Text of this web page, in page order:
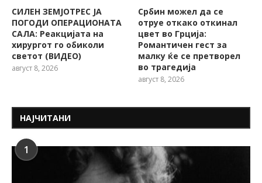
СИЛЕН ЗЕМЈОТРЕС ЈА
ПОГОДИ ОПЕРАЦИОНАТА
САЛА: Реакцијата на
хирургот го обиколи
светот (ВИДЕО)
август 8, 2026
Србин можел да се
отруе откако откинал
цвет во Грција:
Романтичен гест за
малку ќе се претворел
во трагедија
август 8, 2026
НАЈЧИТАНИ
1